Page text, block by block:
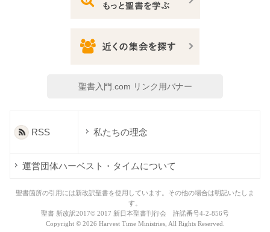
聖書入門.com リンク用バナー
RSS 私たちの理念
運営団体ハーベスト・タイムについて
聖書箇所の引用には新改訳聖書を使用しています。その他の場合は明記いたしま
す。
聖書 新改訳2017© 2017 新日本聖書刊行会 許諾番号4-2-856号
Copyright © 2026 Harvest Time Ministries, All Rights Reserved.